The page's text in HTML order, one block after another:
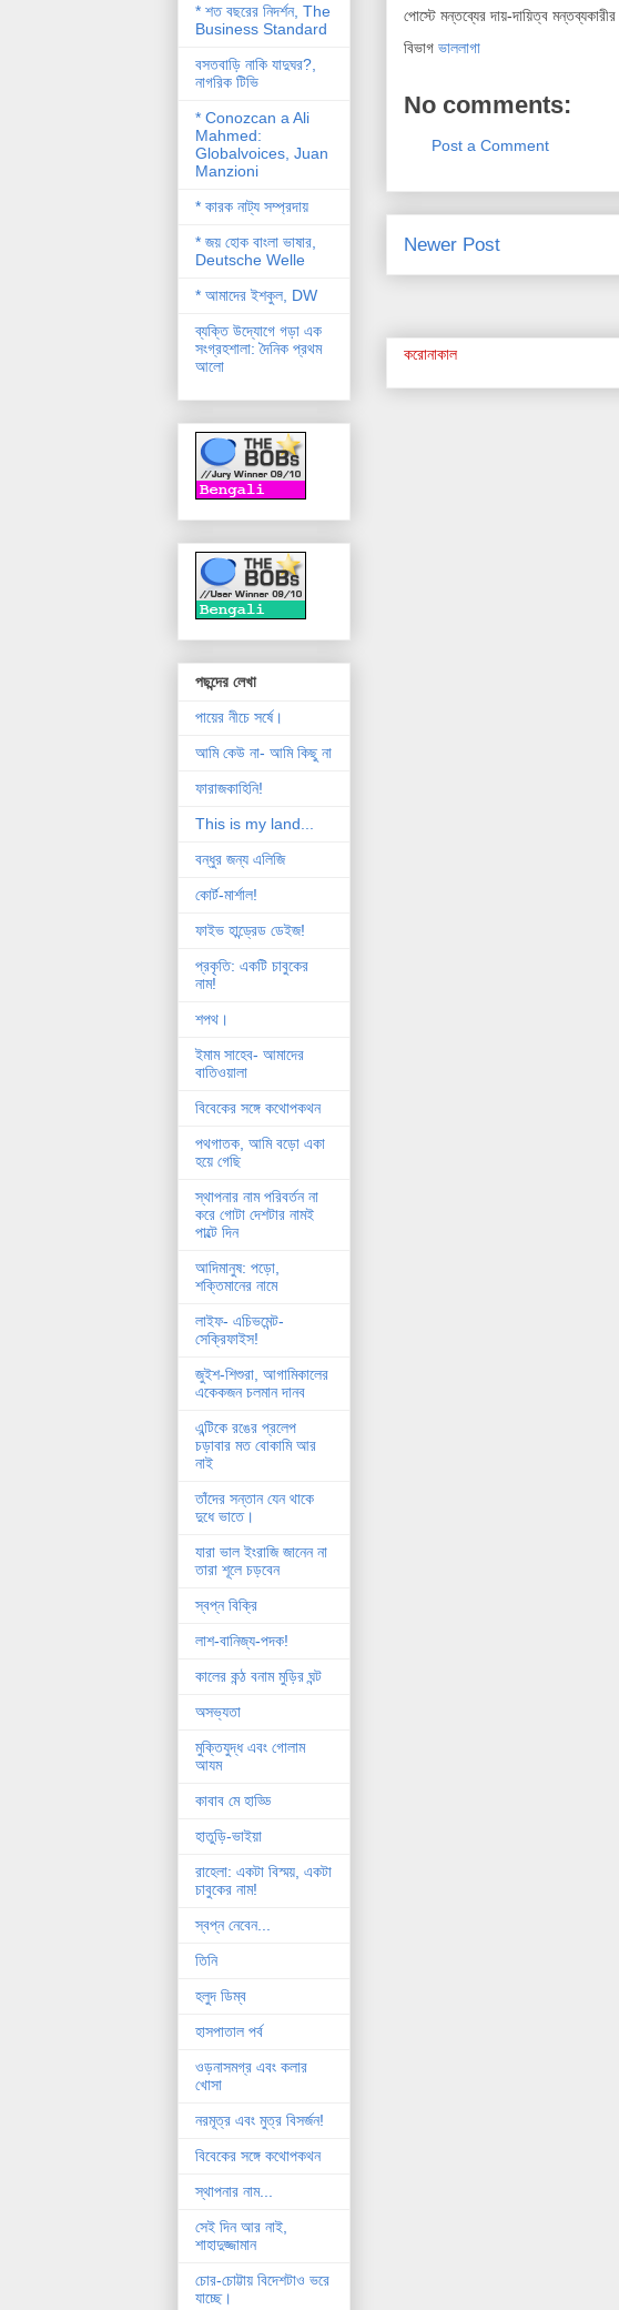
পোস্টে মন্তব্যের দায়-দায়িত্ব মন্তব্যকারীর
বিভাগ ভাললাগা
No comments:
Post a Comment
Newer Post
করোনাকাল
* শত বছরের নিদর্শন, The
Business Standard
বসতবাড়ি নাকি যাদুঘর?,
নাগরিক টিভি
* Conozcan a Ali
Mahmed:
Globalvoices, Juan
Manzioni
* কারক নাট্য সম্প্রদায়
* জয় হোক বাংলা ভাষার,
Deutsche Welle
* আমাদের ইশকুল, DW
ব্যক্তি উদ্যোগে গড়া এক
সংগ্রহশালা: দৈনিক প্রথম
আলো
পছন্দের লেখা
পায়ের নীচে সর্ষে।
আমি কেউ না- আমি কিছু না
ফারাজকাহিনি!
This is my land...
বন্ধুর জন্য এলিজি
কোর্ট-মার্শাল!
ফাইভ হান্ড্রেড ডেইজ!
প্রকৃতি: একটি চাবুকের
নাম!
শপথ।
ইমাম সাহেব- আমাদের
বাতিওয়ালা
বিবেকের সঙ্গে কথোপকথন
পথগাতক, আমি বড়ো একা
হয়ে গেছি
স্থাপনার নাম পরিবর্তন না
করে গোটা দেশটার নামই
পাল্টে দিন
আদিমানুষ: পড়ো,
শক্তিমানের নামে
লাইফ- এচিভমেন্ট-
সেক্রিফাইস!
জুইশ-শিশুরা, আগামিকালের
একেকজন চলমান দানব
এন্টিকে রঙের প্রলেপ
চড়াবার মত বোকামি আর
নাই
তাঁদের সন্তান যেন থাকে
দুধে ভাতে।
যারা ভাল ইংরাজি জানেন না
তারা শূলে চড়বেন
স্বপ্ন বিক্রি
লাশ-বানিজ্য-পদক!
কালের কন্ঠ বনাম মুড়ির ঘন্ট
অসভ্যতা
মুক্তিযুদ্ধ এবং গোলাম
আযম
কাবাব মে হাড্ডি
হাতুড়ি-ভাইয়া
রাহেলা: একটা বিস্ময়, একটা
চাবুকের নাম!
স্বপ্ন নেবেন...
তিনি
হলুদ ডিম্ব
হাসপাতাল পর্ব
ওড়নাসমগ্র এবং কলার
খোসা
নরমূত্র এবং মুত্র বিসর্জন!
বিবেকের সঙ্গে কথোপকথন
স্থাপনার নাম...
সেই দিন আর নাই,
শাহাদুজ্জামান
চোর-চোট্টায় বিদেশটাও ভরে
যাচ্ছে।